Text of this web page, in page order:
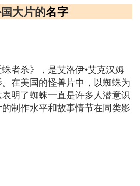
大片的名字
蛛者杀》，是艾洛伊•艾克汉姆
在美国的怪兽片中，以蜘蛛为
明了蜘蛛一直是许多人潜意识
制作水平和故事情节在同类影